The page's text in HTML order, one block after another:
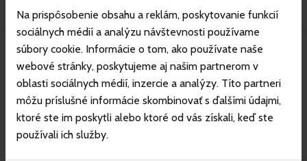
Na prispôsobenie obsahu a reklám, poskytovanie funkcií
sociálnych médií a analýzu návštevnosti používame
súbory cookie. Informácie o tom, ako používate naše
webové stránky, poskytujeme aj našim partnerom v
oblasti sociálnych médií, inzercie a analýzy. Títo partneri
môžu príslušné informácie skombinovať s ďalšími údajmi,
ktoré ste im poskytli alebo ktoré od vás získali, keď ste
používali ich služby.
More about resort
Great hotel prices with Gopass.